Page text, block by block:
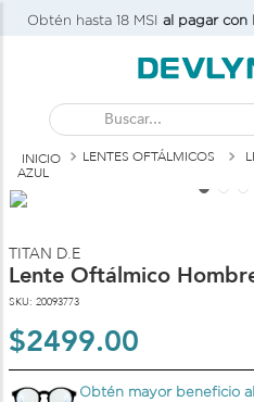
Obtén hasta 18 MSI al pagar con
Buscar...
LENTES OFTÁLMICOS
AZUL
TITAN D.E
Lente Oftálmico
SKU: 20093773
$2499.00
Obtén mayor beneficio